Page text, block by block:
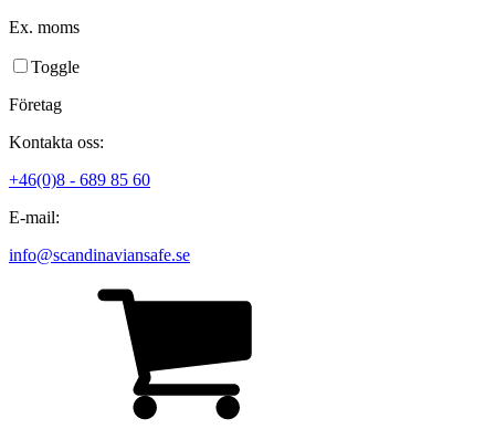
Ex. moms
Toggle
Företag
Kontakta oss:
+46(0)8 - 689 85 60
E-mail:
info@scandinaviansafe.se